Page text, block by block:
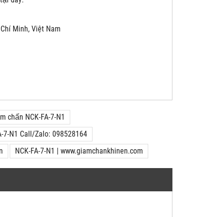
Minh, Việt Nam
chấn NCK-FA-7-N1
7-N1 Call/Zalo: 098528164
NCK-FA-7-N1 | www.giamchankhinen.com